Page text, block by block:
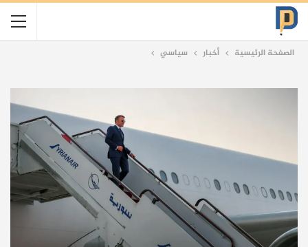
الصفحة الرئيسية أخبار سياسي